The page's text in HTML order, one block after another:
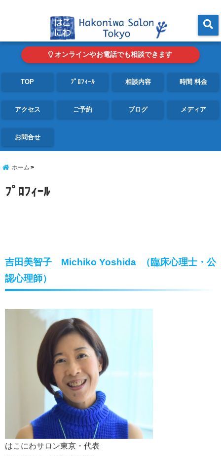
オンラインやお電話でも相談できます
TOP ﾌﾟﾛﾌｨｰﾙ 相談内容 時間 料金
アクセス ご予約 ブログ メディア
お問合せ
ホーム
ﾌﾟﾛﾌｨｰﾙ
吉田美智子 Michiko Yoshida （臨床心理士・公
認心理師）
はこにわサロン東京・代表